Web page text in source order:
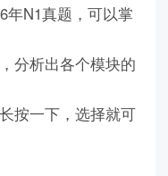
年N1真题，可以掌
分析出各个模块的
按一下，选择就可